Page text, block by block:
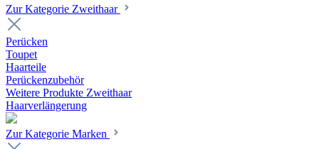
Zur Kategorie Zweithaar
Perücken
Toupet
Haarteile
Perückenzubehör
Weitere Produkte Zweithaar
Haarverlängerung
Zur Kategorie Marken